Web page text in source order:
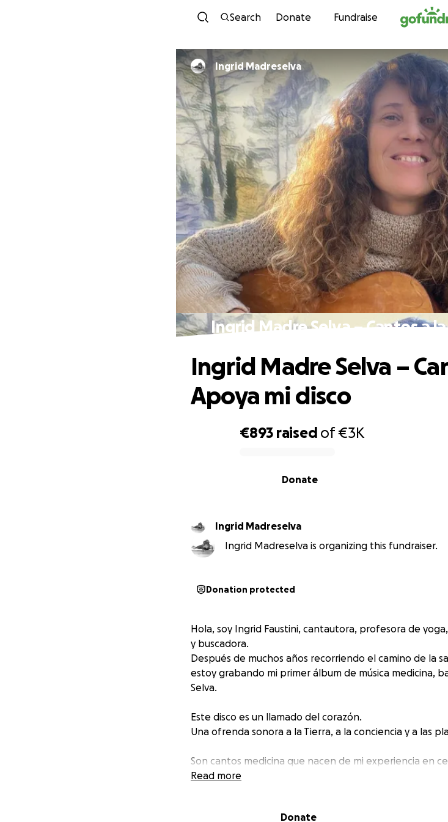
Skip to content
Search Donate Fundraise
Ingrid Madreselva
Ingrid Madre Selva – Cantos a
€893 raised of€3K
Donate
Ingrid Madre Selva –
Apoya mi disco
Ingrid Madreselva
Ingrid Madreselva is organizing this fundraiser.
Donation protected
Hola, soy Ingrid Faustini, cantautora, profesora de
y buscadora.
Después de muchos años recorriendo el camino de la
estoy grabando mi primer álbum de música medicina,
Selva.
Este disco es un llamado del corazón.
Una ofrenda sonora a la Tierra, a la conciencia y a las
Son cantos medicina que nacen de mi experiencia en
acompañados de sonidos de la naturaleza, elementos
Estoy grabando con un productor maravilloso (Erkki) y
Read more
Donate